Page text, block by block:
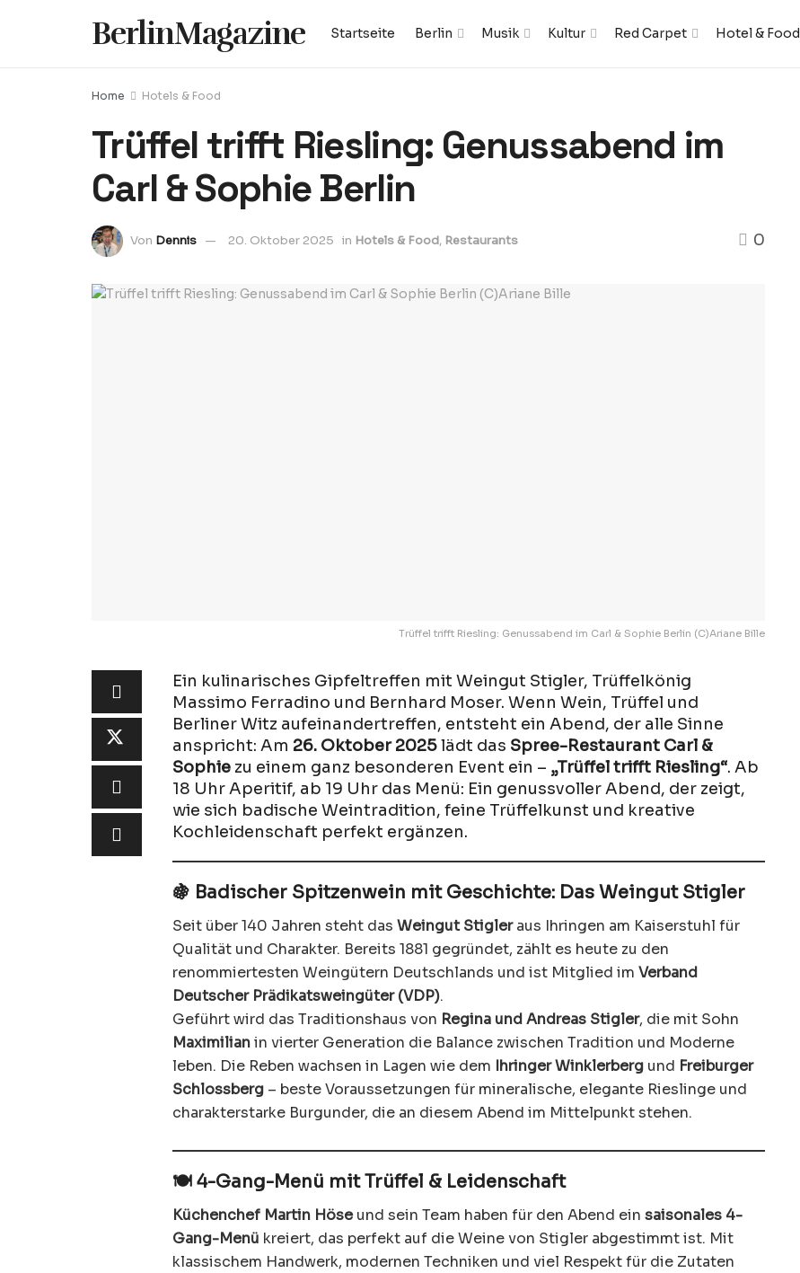
BerlinMagazine Startseite Berlin Musik Kultur Red Carpet Hotel & Food
Home Hotels & Food
Trüffel trifft Riesling: Genussabend im
Carl & Sophie Berlin
Von Dennis 20. Oktober 2025 in Hotels & Food, Restaurants 0
Trüffel trifft Riesling: Genussabend im Carl & Sophie Berlin (C)Ariane Bille
Ein kulinarisches Gipfeltreffen mit Weingut Stigler, Trüffelkönig
Massimo Ferradino und Bernhard Moser. Wenn Wein, Trüffel und
Berliner Witz aufeinandertreffen, entsteht ein Abend, der alle Sinne
anspricht: Am 26. Oktober 2025lädt das Spree-Restaurant Carl &
Sophie zu einem ganz besonderen Event ein – „Trüffel trifft Riesling“. Ab
18 Uhr Aperitif, ab 19 Uhr das Menü: Ein genussvoller Abend, der zeigt,
wie sich badische Weintradition, feine Trüffelkunst und kreative
Kochleidenschaft perfekt ergänzen.
🍇 Badischer Spitzenwein mit Geschichte: Das Weingut Stigler
Seit über 140 Jahren steht das Weingut Stigleraus Ihringen am Kaiserstuhl für
Qualität und Charakter. Bereits 1881 gegründet, zählt es heute zu den
renommiertesten Weingütern Deutschlands und ist Mitglied im Verband
Deutscher Prädikatsweingüter (VDP).
Geführt wird das Traditionshaus von Regina und Andreas Stigler, die mit Sohn
Maximilianin vierter Generation die Balance zwischen Tradition und Moderne
leben. Die Reben wachsen in Lagen wie dem Ihringer Winklerberg und Freiburger
Schlossberg – beste Voraussetzungen für mineralische, elegante Rieslinge und
charakterstarke Burgunder, die an diesem Abend im Mittelpunkt stehen.
🍽️ 4-Gang-Menü mit Trüffel & Leidenschaft
Küchenchef Martin Höseund sein Team haben für den Abend ein saisonales 4-
Gang-Menü kreiert, das perfekt auf die Weine von Stigler abgestimmt ist. Mit
klassischem Handwerk, modernen Techniken und viel Respekt für die Zutaten